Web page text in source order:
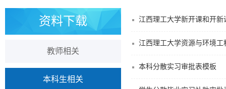
资料下载
教师相关
本科生相关
江西理工大学新开课和开
江西理工大学资源与环境
本科分散实习审批表模板